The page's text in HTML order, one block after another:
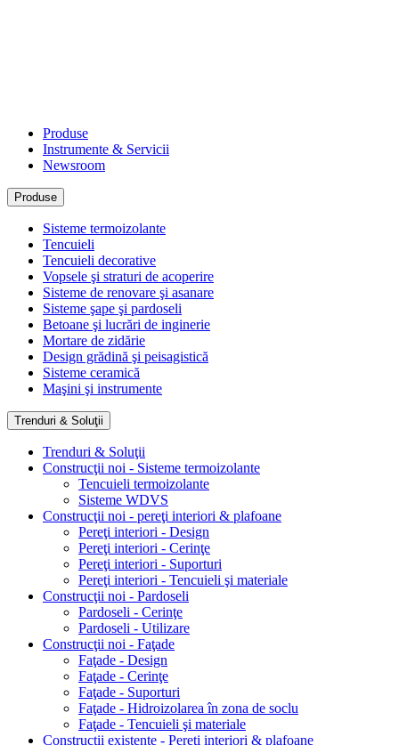
Produse
Instrumente & Servicii
Newsroom
Produse
Sisteme termoizolante
Tencuieli
Tencuieli decorative
Vopsele şi straturi de acoperire
Sisteme de renovare şi asanare
Sisteme şape şi pardoseli
Betoane şi lucrări de inginerie
Mortare de zidărie
Design grădină şi peisagistică
Sisteme ceramică
Maşini şi instrumente
Trenduri & Soluţii
Trenduri & Soluţii
Construcţii noi - Sisteme termoizolante
Tencuieli termoizolante
Sisteme WDVS
Construcţii noi - pereţi interiori & plafoane
Pereţi interiori - Design
Pereţi interiori - Cerinţe
Pereţi interiori - Suporturi
Pereţi interiori - Tencuieli şi materiale
Construcţii noi - Pardoseli
Pardoseli - Cerinţe
Pardoseli - Utilizare
Construcţii noi - Faţade
Faţade - Design
Faţade - Cerinţe
Faţade - Suporturi
Faţade - Hidroizolarea în zona de soclu
Faţade - Tencuieli şi materiale
Construcţii existente - Pereţi interiori & plafoane